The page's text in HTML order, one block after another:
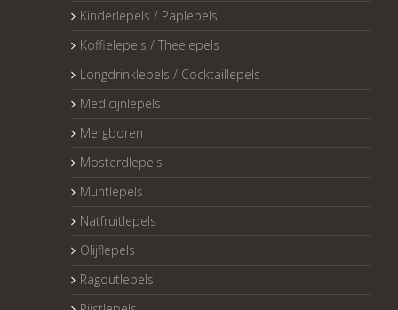
Kinderlepels / Paplepels
Koffielepels / Theelepels
Longdrinklepels / Cocktaillepels
Medicijnlepels
Mergboren
Mosterdlepels
Muntlepels
Natfruitlepels
Olijflepels
Ragoutlepels